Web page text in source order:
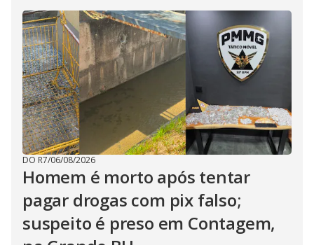
DO R7/06/08/2026
Homem é morto após tentar
pagar drogas com pix falso;
suspeito é preso em Contagem,